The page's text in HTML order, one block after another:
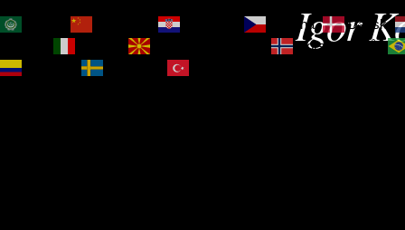
Igor
Čeština‎
Dansk
Norsk bokmål